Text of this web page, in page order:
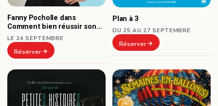
Fanny Pocholle dans
Comment bien réussir son
burn-out ?
LE 24 SEPTEMBRE
Réserver
Plan à 3
DU 25 AU 27 SEPTEMBRE
Réserver